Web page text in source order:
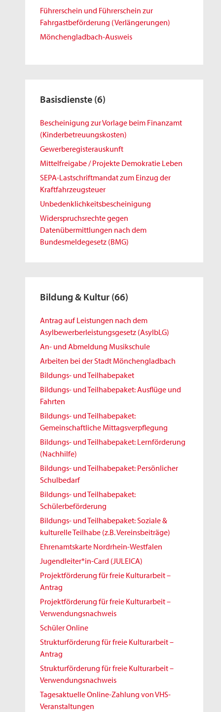
Führerschein und Führerschein zur
Fahrgastbeförderung (Verlängerungen)
Mönchengladbach-Ausweis
Basisdienste (6)
Bescheinigung zur Vorlage beim Finanzamt
(Kinderbetreuungskosten)
Gewerberegisterauskunft
Mittelfreigabe / Projekte Demokratie Leben
SEPA-Lastschriftmandat zum Einzug der
Kraftfahrzeugsteuer
Unbedenklichkeitsbescheinigung
Widerspruchsrechte gegen
Datenübermittlungen nach dem
Bundesmeldegesetz (BMG)
Bildung & Kultur (66)
Antrag auf Leistungen nach dem
Asylbewerberleistungsgesetz (AsylbLG)
An- und Abmeldung Musikschule
Arbeiten bei der Stadt Mönchengladbach
Bildungs- und Teilhabepaket
Bildungs- und Teilhabepaket: Ausflüge und
Fahrten
Bildungs- und Teilhabepaket:
Gemeinschaftliche Mittagsverpflegung
Bildungs- und Teilhabepaket: Lernförderung
(Nachhilfe)
Bildungs- und Teilhabepaket: Persönlicher
Schulbedarf
Bildungs- und Teilhabepaket:
Schülerbeförderung
Bildungs- und Teilhabepaket: Soziale &
kulturelle Teilhabe (z.B. Vereinsbeiträge)
Ehrenamtskarte Nordrhein-Westfalen
Jugendleiter*in-Card (JULEICA)
Projektförderung für freie Kulturarbeit –
Antrag
Projektförderung für freie Kulturarbeit –
Verwendungsnachweis
Schüler Online
Strukturförderung für freie Kulturarbeit –
Antrag
Strukturförderung für freie Kulturarbeit –
Verwendungsnachweis
Tagesaktuelle Online-Zahlung von VHS-
Veranstaltungen